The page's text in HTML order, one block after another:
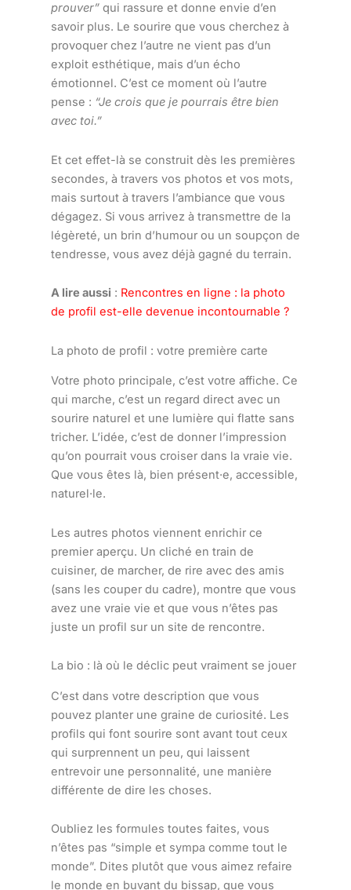
prouver”qui rassure et donne envie d’en
savoir plus. Le sourire que vous cherchez à
provoquer chez l’autre ne vient pas d’un
exploit esthétique, mais d’un écho
émotionnel. C’est ce moment où l’autre
pense : “Je crois que je pourrais être bien
avec toi.”
Et cet effet-là se construit dès les premières
secondes, à travers vos photos et vos mots,
mais surtout à travers l’ambiance que vous
dégagez. Si vous arrivez à transmettre de la
légèreté, un brin d’humour ou un soupçon de
tendresse, vous avez déjà gagné du terrain.
A lire aussi : Rencontres en ligne : la photo
de profil est-elle devenue incontournable ?
La photo de profil : votre première carte
Votre photo principale, c’est votre affiche. Ce
qui marche, c’est un regard direct avec un
sourire naturel et une lumière qui flatte sans
tricher. L’idée, c’est de donner l’impression
qu’on pourrait vous croiser dans la vraie vie.
Que vous êtes là, bien présent·e, accessible,
naturel·le.
Les autres photos viennent enrichir ce
premier aperçu. Un cliché en train de
cuisiner, de marcher, de rire avec des amis
(sans les couper du cadre), montre que vous
avez une vraie vie et que vous n’êtes pas
juste un profil sur un site de rencontre.
La bio : là où le déclic peut vraiment se jouer
C’est dans votre description que vous
pouvez planter une graine de curiosité. Les
profils qui font sourire sont avant tout ceux
qui surprennent un peu, qui laissent
entrevoir une personnalité, une manière
différente de dire les choses.
Oubliez les formules toutes faites, vous
n’êtes pas “simple et sympa comme tout le
monde”. Dites plutôt que vous aimez refaire
le monde en buvant du bissap, que vous